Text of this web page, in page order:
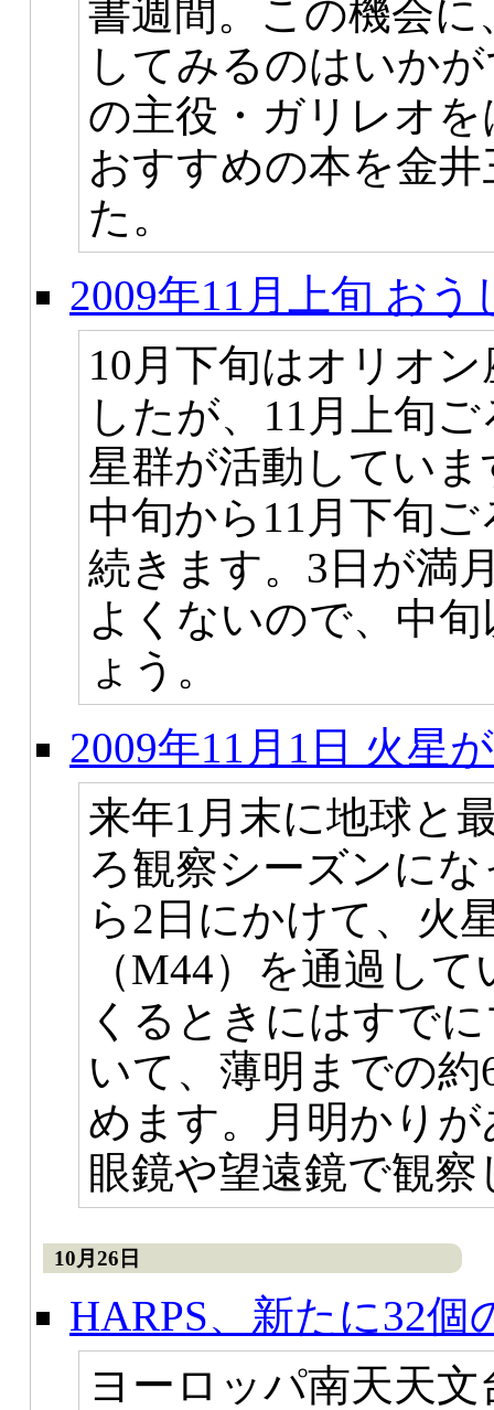
書週間。この機会
してみるのはいか
の主役・ガリレオ
おすすめの本を金
た。
2009年11月上旬 お
10月下旬はオリオ
したが、11月上旬
星群が活動してい
中旬から11月下旬
続きます。3日が満
よくないので、中
ょう。
2009年11月1日 火星
来年1月末に地球と
ろ観察シーズンに
ら2日にかけて、火
（M44）を通過し
くるときにはすで
いて、薄明までの
めます。月明かり
眼鏡や望遠鏡で観
10月26日
HARPS、新たに32個
ヨーロッパ南天天